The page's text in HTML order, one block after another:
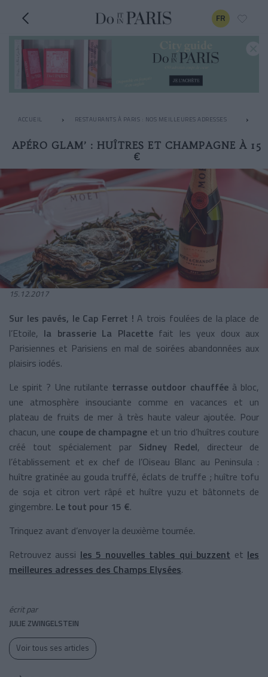
FR
ACCUEIL RESTAURANTS À PARIS : NOS MEILLEURES ADRESSES
APÉRO GLAM’ : HUÎTRES ET CHAMPAGNE À 15
€
15.12.2017
Sur les pavés, le Cap Ferret ! A trois foulées de la place de
l’Etoile, la brasserie La Placettefait les yeux doux aux
Parisiennes et Parisiens en mal de soirées abandonnées aux
plaisirs iodés.
Le spirit ? Une rutilante terrasse outdoor chaufféeà bloc,
une atmosphère insouciante comme en vacances et un
plateau de fruits de mer à très haute valeur ajoutée. Pour
chacun, une coupe de champagne et un trio d’huîtres couture
créé tout spécialement par Sidney Redel, directeur de
l’établissement et ex chef de l’Oiseau Blanc au Peninsula :
huître gratinée au gouda truffé, éclats de truffe ; huître tofu
de soja et citron vert râpé et huître yuzu et bâtonnets de
gingembre. Le tout pour 15 €.
Trinquez avant d’envoyer la deuxième tournée.
Retrouvez aussi les 5 nouvelles tables qui buzzent et les
meilleures adresses des Champs Elysées.
écrit par
JULIE ZWINGELSTEIN
Voir tous ses articles